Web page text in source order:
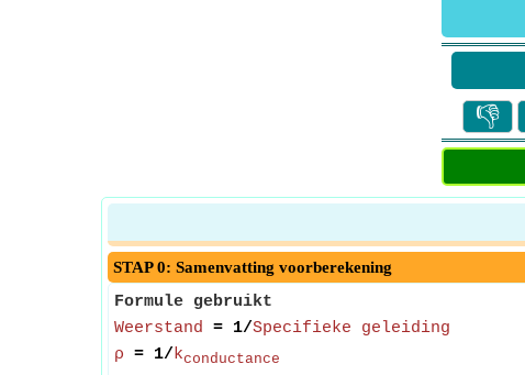
👎
STAP 0: Samenvatting voorberekening
Formule gebruikt
Weerstand = 1/Specifieke geleiding
ρ = 1/kconductance